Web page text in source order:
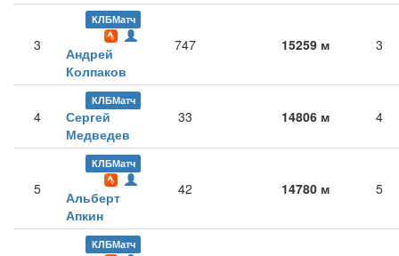
3
КЛБМатч
Андрей
Колпаков
747 15259 м 3
4
КЛБМатч
Сергей
Медведев
33 14806 м 4
5
КЛБМатч
Альберт
Апкин
42 14780 м 5
КЛБМатч